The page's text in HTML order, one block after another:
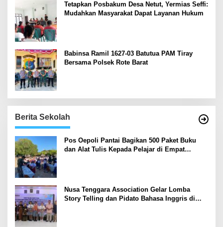
Tetapkan Posbakum Desa Netut, Yermias Seffi:
Mudahkan Masyarakat Dapat Layanan Hukum
Babinsa Ramil 1627-03 Batutua PAM Tiray
Bersama Polsek Rote Barat
Berita Sekolah
Pos Oepoli Pantai Bagikan 500 Paket Buku
dan Alat Tulis Kepada Pelajar di Empat
Nusa Tenggara Association Gelar Lomba
Story Telling dan Pidato Bahasa Inggris di